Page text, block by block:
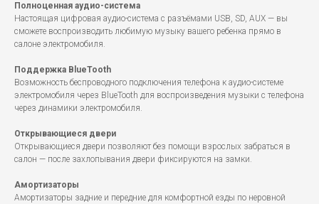
Полноценная аудио-система
Настоящая цифровая аудио-система с разъёмами USB, SD, AUX — вы
сможете воспроизводить любимую музыку вашего ребенка прямо в
салоне электромобиля.
Поддержка BlueTooth
Возможность беспроводного подключения телефона к аудио-системе
электромобиля через BlueTooth для воспроизведения музыки с телефона
через динамики электромобиля.
Открывающиеся двери
Открывающиеся двери позволяют без помощи взрослых забраться в
салон — после захлопывания двери фиксируются на замки.
Амортизаторы
Амортизаторы задние и передние для комфортной езды по неровной